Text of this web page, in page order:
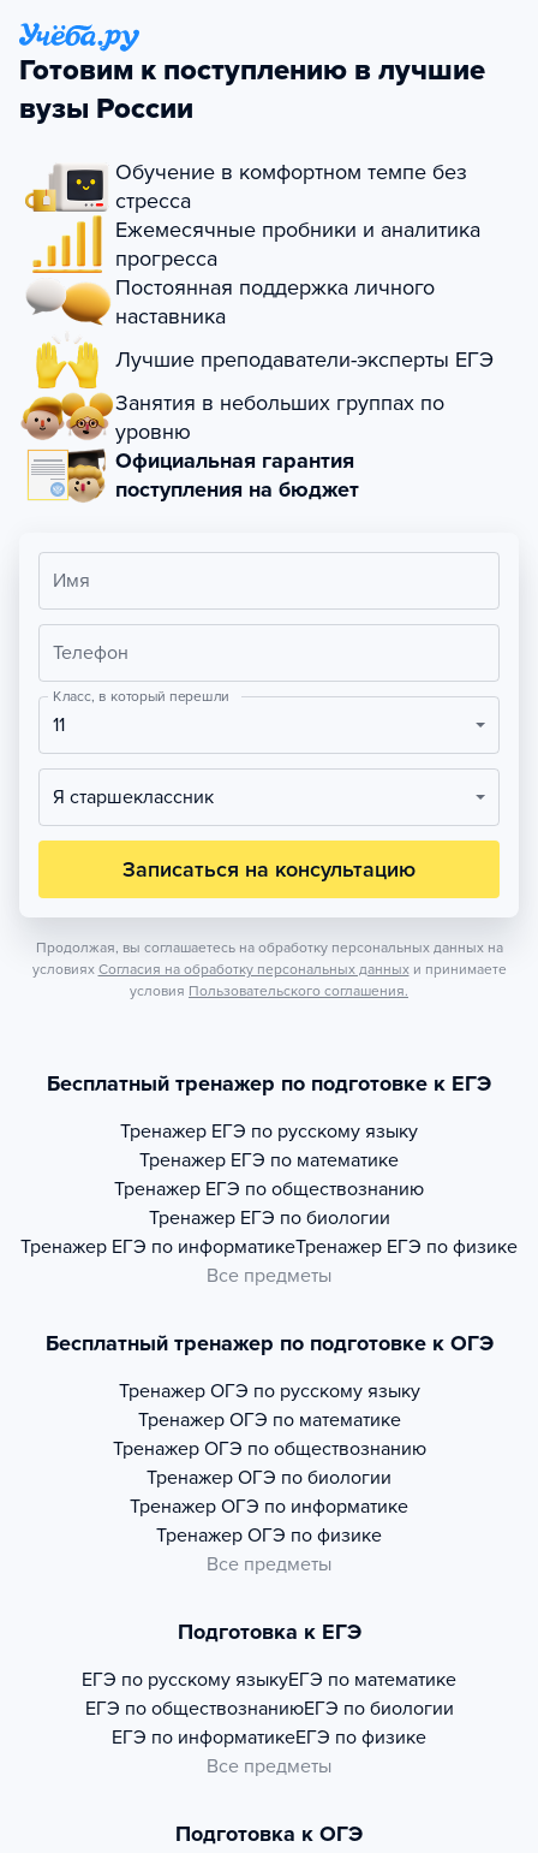
Готовим к поступлению в лучшие
вузы России
Обучение в комфортном темпе без
стресса
Ежемесячные пробники и аналитика
прогресса
Постоянная поддержка личного
наставника
Лучшие преподаватели-эксперты ЕГЭ
Занятия в небольших группах по
уровню
Официальная гарантия
поступления на бюджет
Имя
Телефон
Класс, в который перешли
11
Я старшеклассник
Записаться на консультацию
Продолжая, вы соглашаетесь на обработку персональных данных на
условиях Согласия на обработку персональных данных и принимаете
условия Пользовательского соглашения.
Бесплатный тренажер по подготовке к ЕГЭ
Тренажер ЕГЭ по русскому языку
Тренажер ЕГЭ по математике
Тренажер ЕГЭ по обществознанию
Тренажер ЕГЭ по биологии
Тренажер ЕГЭ по информатикеТренажер ЕГЭ по физике
Все предметы
Бесплатный тренажер по подготовке к ОГЭ
Тренажер ОГЭ по русскому языку
Тренажер ОГЭ по математике
Тренажер ОГЭ по обществознанию
Тренажер ОГЭ по биологии
Тренажер ОГЭ по информатике
Тренажер ОГЭ по физике
Все предметы
Подготовка к ЕГЭ
ЕГЭ по русскому языкуЕГЭ по математике
ЕГЭ по обществознаниюЕГЭ по биологии
ЕГЭ по информатикеЕГЭ по физике
Все предметы
Подготовка к ОГЭ